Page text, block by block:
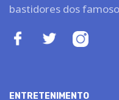
bastidores dos
ENTRETENIMENTO